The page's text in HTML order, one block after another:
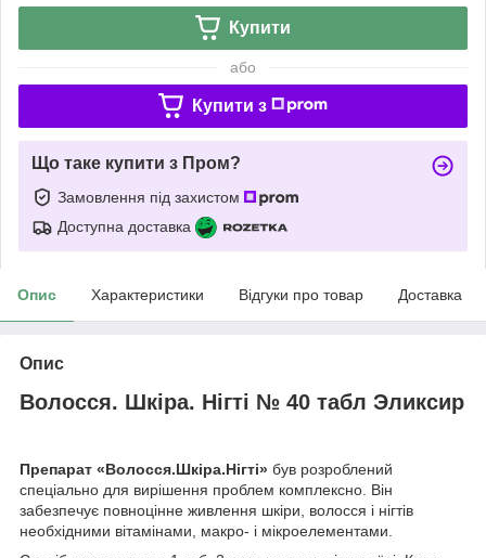
Купити
або
Купити з
Що таке купити з Пром?
Замовлення під захистом
Доступна доставка
Опис Характеристики Відгуки про товар Доставка
Опис
Волосся. Шкіра. Нігті № 40 табл Эликсир
Препарат «Волосся.Шкіра.Нігті» був розроблений
спеціально для вирішення проблем комплексно. Він
забезпечує повноцінне живлення шкіри, волосся і нігтів
необхідними вітамінами, макро- і мікроелементами.